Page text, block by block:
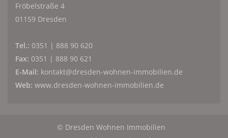
Fröbelstraße 4
01159 Dresden
Tel.: 0351 | 888 90 620
Fax: 0351 | 888 90 621
E-Mail: kontakt@dresden-wohnen-immobilien.de
Web: www.dresden-wohnen-immobilien.de
© Dresden Wohnen Immobilien